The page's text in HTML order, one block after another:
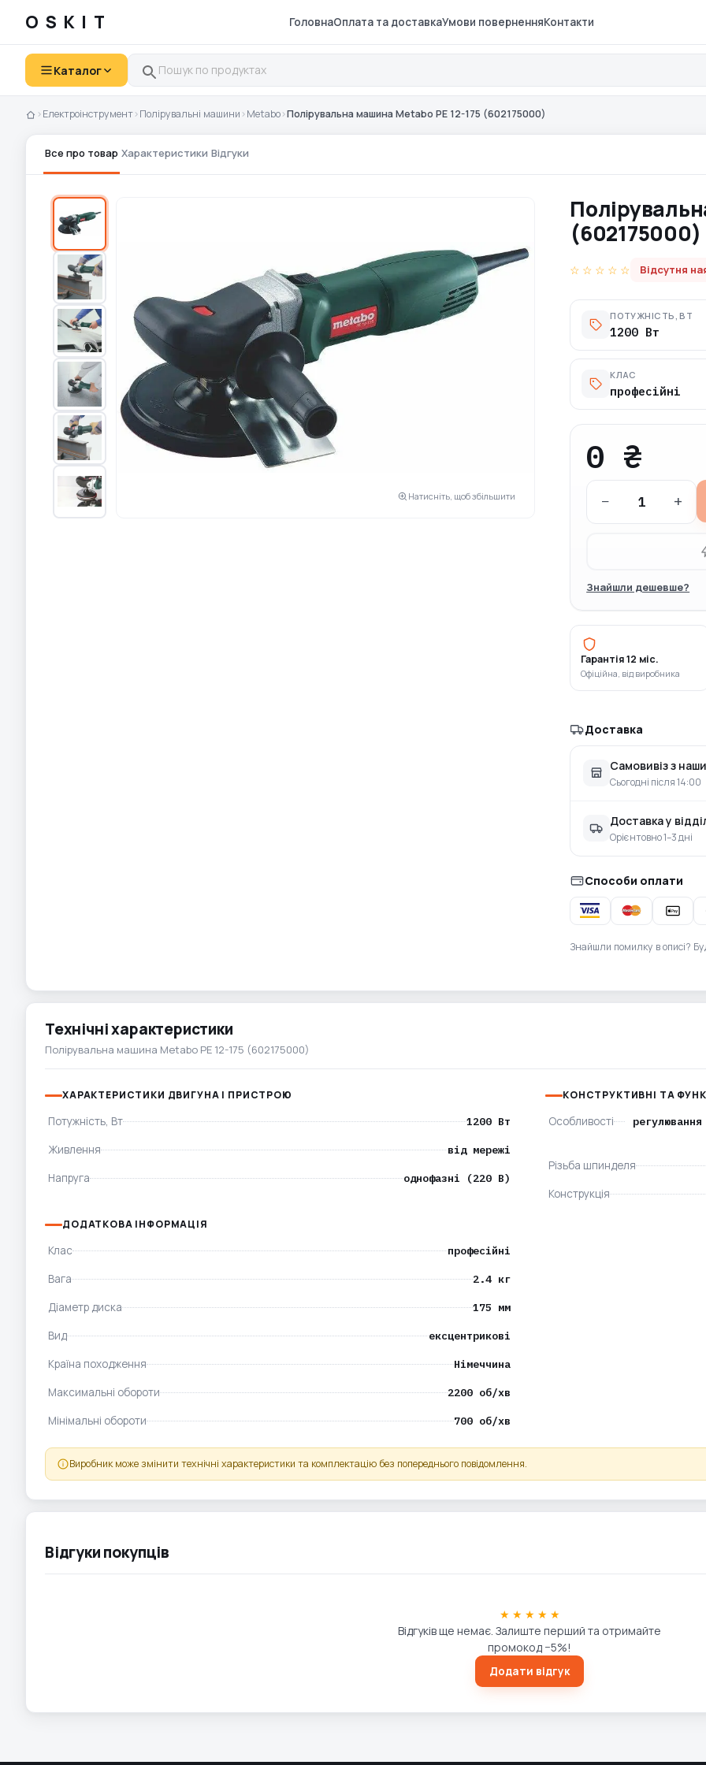
OSKIT ГоловнаОплата та доставкаУмови поверненняКонтакти
Каталог
›Електроінструмент›Полірувальні машини ›Metabo›Полірувальна машина Metabo PE 12-175 (602175000)
Все про товар Характеристики Відгуки
Натисніть, щоб збільшити
(602175000)
☆ ☆ ☆ ☆ ☆ Відсутня
ПОТУЖНІСТЬ, ВТ
1200 Вт
КЛАС
професійні
0 ₴
− +
Знайшли дешевше?
Гарантія 12 міс.
Офіційна, від виробника
Доставка
Самовивіз з
Сьогодні після 14:00
Доставка у
Орієнтовно 1–3 дні
Способи оплати
Знайшли помилку в описі?
Технічні характеристики
Полірувальна машина Metabo PE 12-175 (602175000)
ХАРАКТЕРИСТИКИ ДВИГУНА І ПРИСТРОЮ
Потужність, Вт
1200 Вт
Живлення
від мережі
Напруга
однофазні (220 В)
КОНСТРУКТИВНІ ТА
Особливості
Різьба шпинделя
Конструкція
ДОДАТКОВА ІНФОРМАЦІЯ
Клас
професійні
Вага
2.4 кг
Діаметр диска
175 мм
Вид
ексцентрикові
Країна походження
Німеччина
Максимальні обороти
2200 об/хв
Мінімальні обороти
700 об/хв
Виробник може змінити технічні характеристики та комплектацію без попереднього повідомлення.
Відгуки покупців
★ ★ ★ ★ ★
Відгуків ще немає. Залиште перший та отримайте
промокод −5%!
Додати відгук